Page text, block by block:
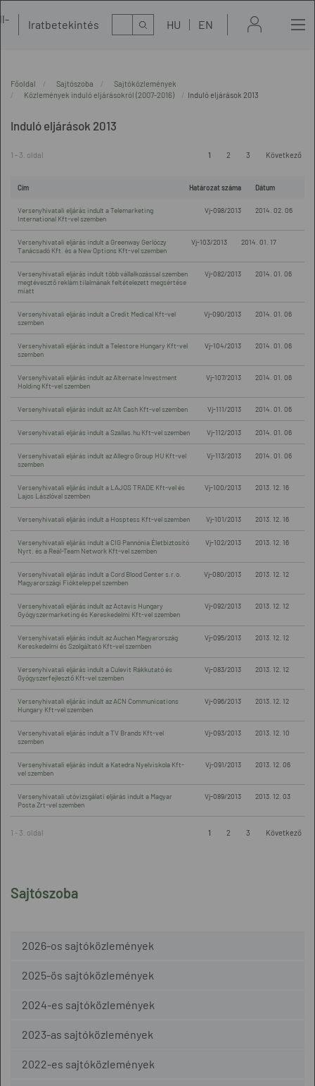
Iratbetekintés Kereső HU EN
Sajtószoba
2026-os sajtóközlemények
2025-ös sajtóközlemények
2024-es sajtóközlemények
2023-as sajtóközlemények
2022-es sajtóközlemények
Főoldal Sajtószoba
Sajtóközlemények
Közlemények induló eljárásokról (2007-2016)
Induló eljárások 2013
Induló eljárások 2013
1 - 3. oldal 1 2 3 Következő
Dátum
Cím Határozat száma
2014. 02. 06
Versenyhivatali eljárás indult a Telemarketing
International Kft-vel szemben
Vj-098/2013
2014. 01. 17
Versenyhivatali eljárás indult a Greenway Gerlóczy
Tanácsadó Kft. és a New Options Kft-vel szemben
Vj-103/2013
2014. 01. 06
Versenyhivatali eljárás indult több vállalkozással szemben
megtévesztő reklám tilalmának feltételezett megsértése
miatt
Vj-082/2013
2014. 01. 06
Versenyhivatali eljárás indult a Credit Medical Kft-vel
szemben
Vj-090/2013
2014. 01. 06
Versenyhivatali eljárás indult a Telestore Hungary Kft-vel
szemben
Vj-104/2013
2014. 01. 06
Versenyhivatali eljárás indult az Alternate Investment
Holding Kft-vel szemben
Vj-107/2013
2014. 01. 06
Versenyhivatali eljárás indult az Alt Cash Kft-vel szemben Vj-111/2013
2014. 01. 06
Versenyhivatali eljárás indult a Szallas.hu Kft-vel szemben Vj-112/2013
2014. 01. 06
Versenyhivatali eljárás indult az Allegro Group HU Kft-vel
szemben
Vj-113/2013
2013. 12. 16
Versenyhivatali eljárás indult a LAJOS TRADE Kft-vel és
Lajos Lászlóval szemben
Vj-100/2013
2013. 12. 16
Versenyhivatali eljárás indult a Hosptess Kft-vel szemben Vj-101/2013
2013. 12. 16
Versenyhivatali eljárás indult a CIG Pannónia Életbiztosító
Nyrt. és a Reál-Team Network Kft-vel szemben
Vj-102/2013
2013. 12. 12
Versenyhivatali eljárás indult a Cord Blood Center s.r.o.
Magyarországi Fiókteleppel szemben
Vj-080/2013
2013. 12. 12
Versenyhivatali eljárás indult az Actavis Hungary
Gyógyszermarketing és Kereskedelmi Kft-vel szemben
Vj-092/2013
2013. 12. 12
Versenyhivatali eljárás indult az Auchan Magyarország
Kereskedelmi és Szolgáltató Kft-vel szemben
Vj-095/2013
2013. 12. 12
Versenyhivatali eljárás indult a Culevit Rákkutató és
Gyógyszerfejlesztő Kft-vel szemben
Vj-083/2013
2013. 12. 12
Versenyhivatali eljárás indult az ACN Communications
Hungary Kft-vel szemben
Vj-096/2013
2013. 12. 10
Versenyhivatali eljárás indult a TV Brands Kft-vel
szemben
Vj-093/2013
2013. 12. 06
Versenyhivatali eljárás indult a Katedra Nyelviskola Kft-
vel szemben
Vj-091/2013
2013. 12. 03
Versenyhivatali utóvizsgálati eljárás indult a Magyar
Posta Zrt-vel szemben
Vj-089/2013
1 - 3. oldal 1 2 3 Következő